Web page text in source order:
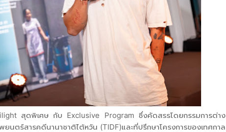
สุดพิเศษ กับ Exclusive Program ซึ่งคัดสรรโดยกรรมการต่าง
ยนตร์สารคดีนานาชาติไต้หวัน (TIDF)และที่ปรึกษาโครงการของเทศกาล